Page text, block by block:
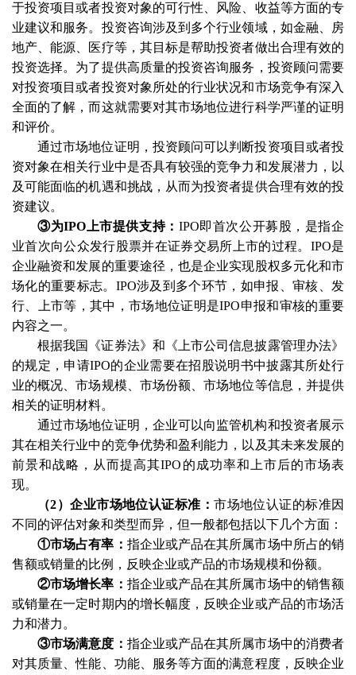
于投资项目或者投资对象的可行性、风险、收益等方面的专
业建议和服务。投资咨询涉及到多个行业领域，如金融、房
地产、能源、医疗等，其目标是帮助投资者做出合理有效的
投资选择。为了提供高质量的投资咨询服务，投资顾问需要
对投资项目或者投资对象所处的行业状况和市场竞争有深入
全面的了解，而这就需要对其市场地位进行科学严谨的证明
和评价。
通过市场地位证明，投资顾问可以判断投资项目或者投
资对象在相关行业中是否具有较强的竞争力和发展潜力，以
及可能面临的机遇和挑战，从而为投资者提供合理有效的投
资建议。
③为IPO上市提供支持： IPO即首次公开募股，是指企
业首次向公众发行股票并在证券交易所上市的过程。IPO是
企业融资和发展的重要途径，也是企业实现股权多元化和市
场化的重要标志。IPO涉及到多个环节，如申报、审核、发
行、上市等，其中，市场地位证明是IPO申报和审核的重要
内容之一。
根据我国《证券法》和《上市公司信息披露管理办法》
的规定，申请IPO的企业需要在招股说明书中披露其所处行
业的概况、市场规模、市场份额、市场地位等信息，并提供
相关的证明材料。
通过市场地位证明，企业可以向监管机构和投资者展示
其在相关行业中的竞争优势和盈利能力，以及其未来发展的
前景和战略，从而提高其IPO的成功率和上市后的市场表
现。
（2）企业市场地位认证标准：市场地位认证的标准因
不同的评估对象和类型而异，但一般都包括以下几个方面：
①市场占有率： 指企业或产品在其所属市场中所占的销
售额或销量的比例，反映企业或产品的市场规模和份额。
②市场增长率： 指企业或产品在其所属市场中的销售额
或销量在一定时期内的增长幅度，反映企业或产品的市场活
力和潜力。
③市场满意度： 指企业或产品在其所属市场中的消费者
对其质量、性能、功能、服务等方面的满意程度，反映企业